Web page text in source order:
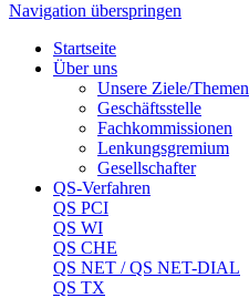
Navigation überspringen
Startseite
Über uns
Unsere Ziele/Themen
Geschäftsstelle
Fachkommissionen
Lenkungsgremium
Gesellschafter
QS-Verfahren
QS PCI
QS WI
QS CHE
QS NET / QS NET-DIAL
QS TX